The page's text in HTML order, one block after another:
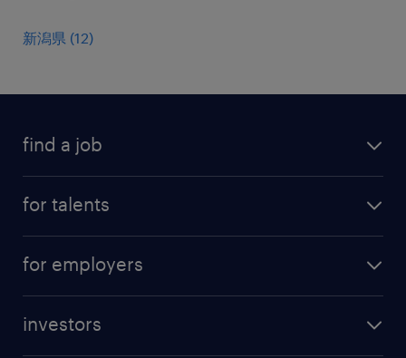
新潟県 (12)
find a job
for talents
professional career
for employers
investors